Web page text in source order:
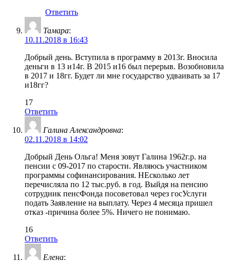
Ответить
Тамара:
10.11.2018 в 16:43
Добрый день. Вступила в программу в 2013г. Вносила
деньги в 13 и14г. В 2015 и16 был перерыв. Возобновила
в 2017 и 18гг. Будет ли мне государство удваивать за 17
и18гг?
17
Ответить
Галина Александровна:
02.11.2018 в 14:02
Добрый День Ольга! Меня зовут Галина 1962г.р. на
пенсии с 09-2017 по старости. Являюсь участником
программы софинансирования. НЕсколько лет
перечисляла по 12 тыс.руб. в год. Выйдя на пенсию
сотрудник пенсФонда посоветовал через госУслуги
подать Заявление на выплату. Через 4 месяца пришел
отказ -причина более 5%. Ничего не понимаю.
16
Ответить
Елена: